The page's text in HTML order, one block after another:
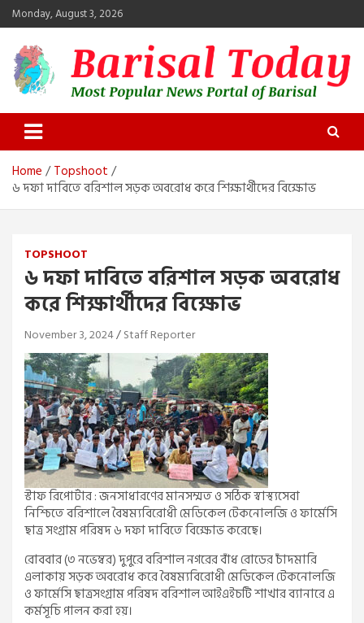
Skip
to
content
Monday, August 3, 2026
Barisal Today
The Most Popular News Portal in Barisal
Home
Topshoot
৬ দফা দাবিতে বরিশাল সড়ক অবরোধ করে শিক্ষার্থীদের বিক্ষোভ
TOPSHOOT
৬ দফা দাবিতে বরিশাল সড়ক অবরোধ
করে শিক্ষার্থীদের বিক্ষোভ
November 3, 2024 Staff Reporter
স্টাফ রিপোর্টার : জনসাধারণের মানসম্মত ও সঠিক স্বাস্থ্যসেবা
নিশ্চিতে বরিশালে বৈষম্যবিরোধী মেডিকেল টেকনোলজি ও ফার্মেসি
ছাত্র সংগ্রাম পরিষদ ৬ দফা দাবিতে বিক্ষোভ করেছে।
রোববার (৩ নভেম্বর) দুপুরে বরিশাল নগরের বাঁধ রোডের চাঁদমারি
এলাকায় সড়ক অবরোধ করে বৈষম্যবিরোধী মেডিকেল টেকনোলজি
ও ফার্মেসি ছাত্রসংগ্রাম পরিষদ বরিশাল আইএইচটি শাখার ব্যানারে এ
কর্মসূচি পালন করা হয়।